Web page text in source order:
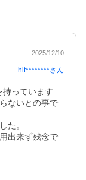
2025/12/10
hit********さん
持っています
ないとの事で
た。
出来ず残念で